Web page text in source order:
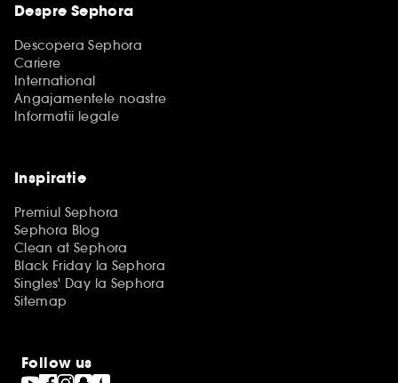
Despre Sephora
Descopera Sephora
Cariere
International
Angajamentele noastre
Informatii legale
Inspiratie
Premiul Sephora
Sephora Blog
Clean at Sephora
Black Friday la Sephora
Singles' Day la Sephora
Sitemap
Follow us